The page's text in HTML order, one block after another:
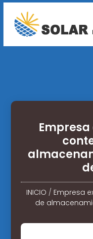
INICIO / Empresa
de